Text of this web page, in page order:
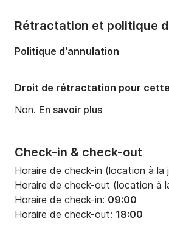
préserver son environnement et
le port de Pula et les ruines
bateau.
• Point de départ : Marina
• Parking : disponible à proximité
pour 10 € par jour.
?‍✈️ Service de skipper disponible
les clients sans permis bateau.
Check-in & check-out
Horaire de check-in (location à la
Horaire de check-out (location à
Horaire de check-in: 09:00
Horaire de check-out: 18:00
Rétractation et politique
Politique d'annulation
Droit de rétractation pour
Non. En savoir plus